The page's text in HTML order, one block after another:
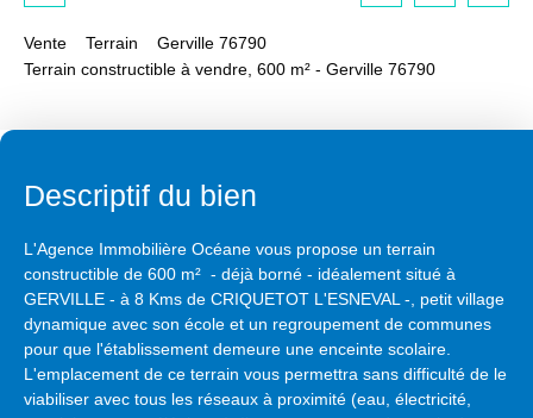
Vente Terrain
Gerville 76790
Terrain constructible à vendre, 600 m² - Gerville 76790
Descriptif du bien
L'Agence Immobilière Océane vous propose un terrain
constructible de 600 m² - déjà borné - idéalement situé à
GERVILLE - à 8 Kms de CRIQUETOT L'ESNEVAL -, petit village
dynamique avec son école et un regroupement de communes
pour que l'établissement demeure une enceinte scolaire.
L'emplacement de ce terrain vous permettra sans difficulté de le
viabiliser avec tous les réseaux à proximité (eau, électricité,